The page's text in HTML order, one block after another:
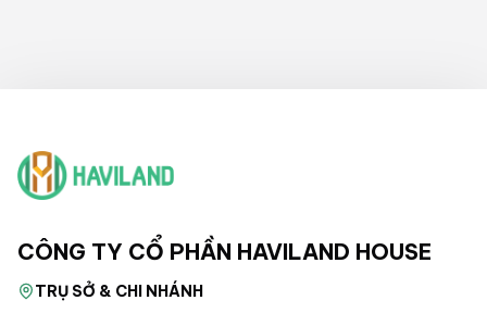
CÔNG TY CỔ PHẦN HAVILAND HOUSE
TRỤ SỞ & CHI NHÁNH